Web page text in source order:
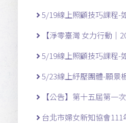
5/19線上照顧技巧課程-
【淨零臺灣 女力行動｜
5/19線上照顧技巧課程-
5/23線上紓壓團體-願景
【公告】第十五屆第一
台北市婦女新知協會111